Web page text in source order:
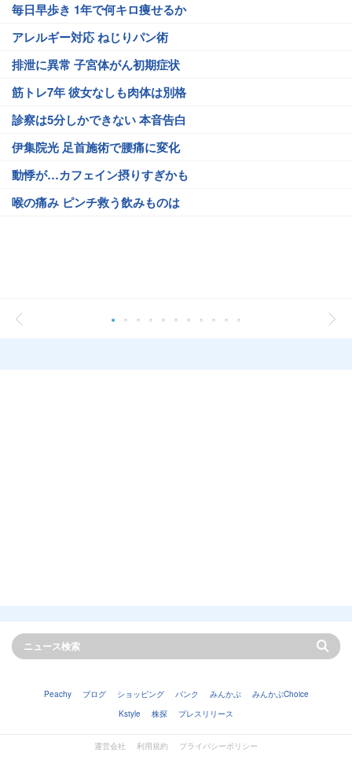
毎日早歩き 1年で何キロ痩せるか
アレルギー対応 ねじりパン術
排泄に異常 子宮体がん初期症状
筋トレ7年 彼女なしも肉体は別格
診察は5分しかできない 本音告白
伊集院光 足首施術で腰痛に変化
動悸が…カフェイン摂りすぎかも
喉の痛み ピンチ救う飲みものは
Peachy ブログ ショッピング バンク みんかぶ
みんかぶChoice
Kstyle
株探 プレスリリース
運営会社 利用規約 プライバシーポリシー